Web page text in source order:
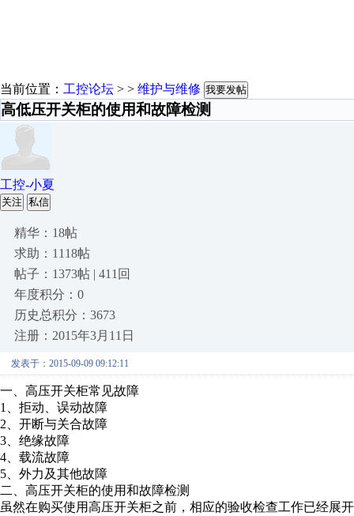
当前位置： 工控论坛 > > 维护与维修 我要发帖
高低压开关柜的使用和故障检测
工控-小夏
关注 私信
精华：18帖
求助：1118帖
帖子：1373帖 | 411回
年度积分：0
历史总积分：3673
注册：2015年3月11日
发表于：2015-09-09 09:12:11
一、高压开关柜常见故障
1、拒动、误动故障
2、开断与关合故障
3、绝缘故障
4、载流故障
5、外力及其他故障
二、高压开关柜的使用和故障检测
虽然在购买使用高压开关柜之前，相应的验收检查工作已经展